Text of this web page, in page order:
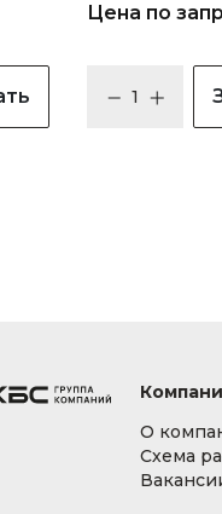
Цена по
О
Схема